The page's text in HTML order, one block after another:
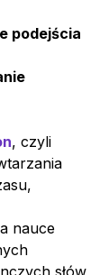
podejścia
, czyli
nauce
słów